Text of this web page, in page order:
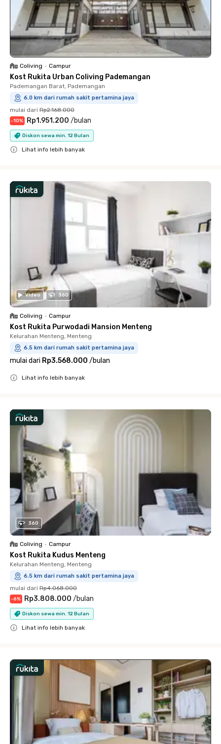
Coliving • Campur
Kost Rukita Urban Coliving Pademangan
Pademangan Barat, Pademangan
6.0 km dari rumah sakit pertamina jaya
mulai dari Rp2.168.000
-10% Rp1.951.200 /bulan
Diskon sewa min. 12 Bulan
Lihat info lebih banyak
Video 360
Coliving • Campur
Kost Rukita Purwodadi Mansion Menteng
Kelurahan Menteng, Menteng
6.5 km dari rumah sakit pertamina jaya
mulai dari Rp3.568.000 /bulan
Lihat info lebih banyak
360
Coliving • Campur
Kost Rukita Kudus Menteng
Kelurahan Menteng, Menteng
6.5 km dari rumah sakit pertamina jaya
mulai dari Rp4.068.000
-6% Rp3.808.000 /bulan
Diskon sewa min. 12 Bulan
Lihat info lebih banyak